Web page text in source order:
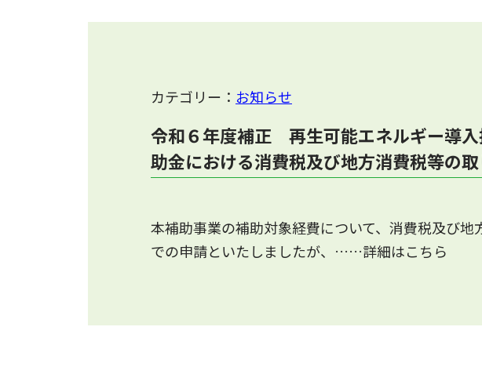
カテゴリー： お知らせ
令和６年度補正 再生可能エネルギー導
助金における消費税及び地方消費税等の
本補助事業の補助対象経費について、消費税及び
での申請といたしましたが、……詳細はこちら